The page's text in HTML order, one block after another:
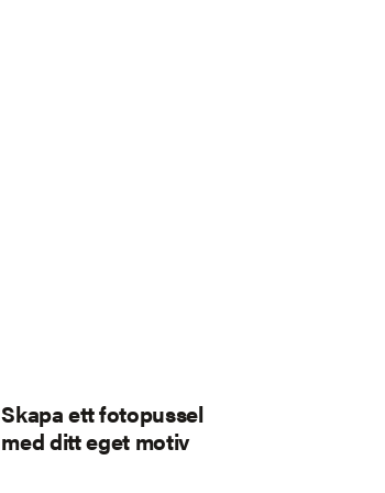
Skapa ett fotopussel
med ditt eget motiv